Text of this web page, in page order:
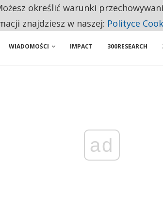
NA LIŚCIE SĄ DWA PODMIOTY Z POLSKI
WIADOMOŚCI IMPACT 300RESEARCH
ad
określić warunki
znajdziesz w naszej: Polityce